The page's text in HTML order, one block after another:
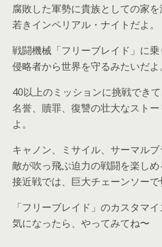
腐敗した軍勢に貴族としての家
若きインペリアル・ナイトだよ。
戦闘機械「フリーブレイド」に
侵略者から世界を守るみたいだよ。
40以上のミッションに挑戦できて
名誉、贖罪、復讐の壮大なスト
よ。
キャノン、ミサイル、サーマル
敵が吹っ飛ぶ迫力の戦闘を楽しめ
接近戦では、巨大チェーンソーで
「フリーブレイド」のカスタマイ
気になったら、やってみてね〜